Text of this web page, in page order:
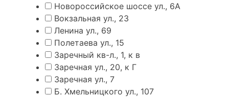
Новороссийское шоссе ул., 6А
Вокзальная ул., 23
Ленина ул., 69
Полетаева ул., 15
Заречный кв-л., 1, к в
Заречная ул., 20, к Г
Заречная ул., 7
Б. Хмельницкого ул., 107